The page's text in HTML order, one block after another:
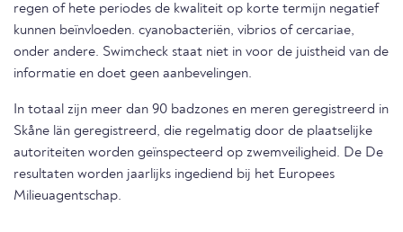
regen of hete periodes de kwaliteit op korte termijn negatief
kunnen beïnvloeden. cyanobacteriën, vibrios of cercariae,
onder andere. Swimcheck staat niet in voor de juistheid van de
informatie en doet geen aanbevelingen.
In totaal zijn meer dan 90 badzones en meren geregistreerd in
Skåne län geregistreerd, die regelmatig door de plaatselijke
autoriteiten worden geïnspecteerd op zwemveiligheid. De De
resultaten worden jaarlijks ingediend bij het Europees
Milieuagentschap.